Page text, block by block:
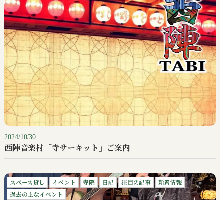
2024/10/30
西陣音楽村「寺サーキット」ご案内
スペース貸し イベント 寺院 日記 注目の記事
新着情報
過去の主なイベント